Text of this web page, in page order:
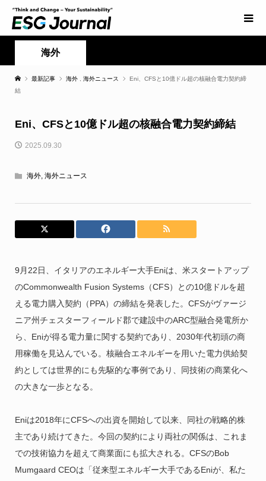
海外
最新記事 海外 海外ニュース
Eni、CFSと10億ドル超の核融合電力契約締
結
Eni、CFSと10億ドル超の核融合電力契約締結
2025.09.30
海外, 海外ニュース
9月22日、イタリアのエネルギー大手Eniは、米スタートアップ
のCommonwealth Fusion Systems（CFS）との10億ドルを超
える電力購入契約（PPA）の締結を発表した。CFSがヴァージ
ニア州チェスターフィールド郡で建設中のARC型融合発電所か
ら、Eniが得る電力量に関する契約であり、2030年代初頭の商
用稼働を見込んでいる。核融合エネルギーを用いた電力供給契
約としては世界的にも先駆的な事例であり、同技術の商業化へ
の大きな一歩となる。
Eniは2018年にCFSへの出資を開始して以来、同社の戦略的株
主であり続けてきた。今回の契約により両社の関係は、これま
での技術協力を超えて商業面にも拡大される。CFSのBob
Mumgaard CEOは「従来型エネルギー大手であるEniが、私た